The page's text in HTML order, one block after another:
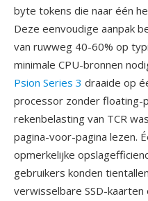
byte tokens die naar één
Deze eenvoudige aanpak
van ruwweg 40-60% op
minimale CPU-bronnen
Psion Series 3 draaide op
processor zonder floating-
rekenbelasting van TCR
pagina-voor-pagina lezen.
opmerkelijke
gebruikers konden
verwisselbare SSD-